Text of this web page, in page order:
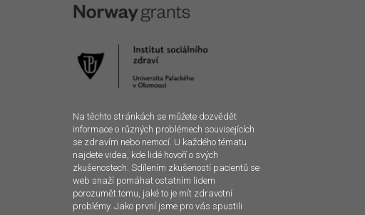
Na těchto stránkách se můžete dozvědět
informace o různých problémech souvisejících
se zdravím nebo nemocí. U každého tématu
najdete videa, kde lidé hovoří o svých
zkušenostech. Sdílením zkušeností pacientů se
web snaží pomáhat ostatním lidem
porozumět tomu, jaké to je mít zdravotní
problémy. Jako první jsme pro vás spustili